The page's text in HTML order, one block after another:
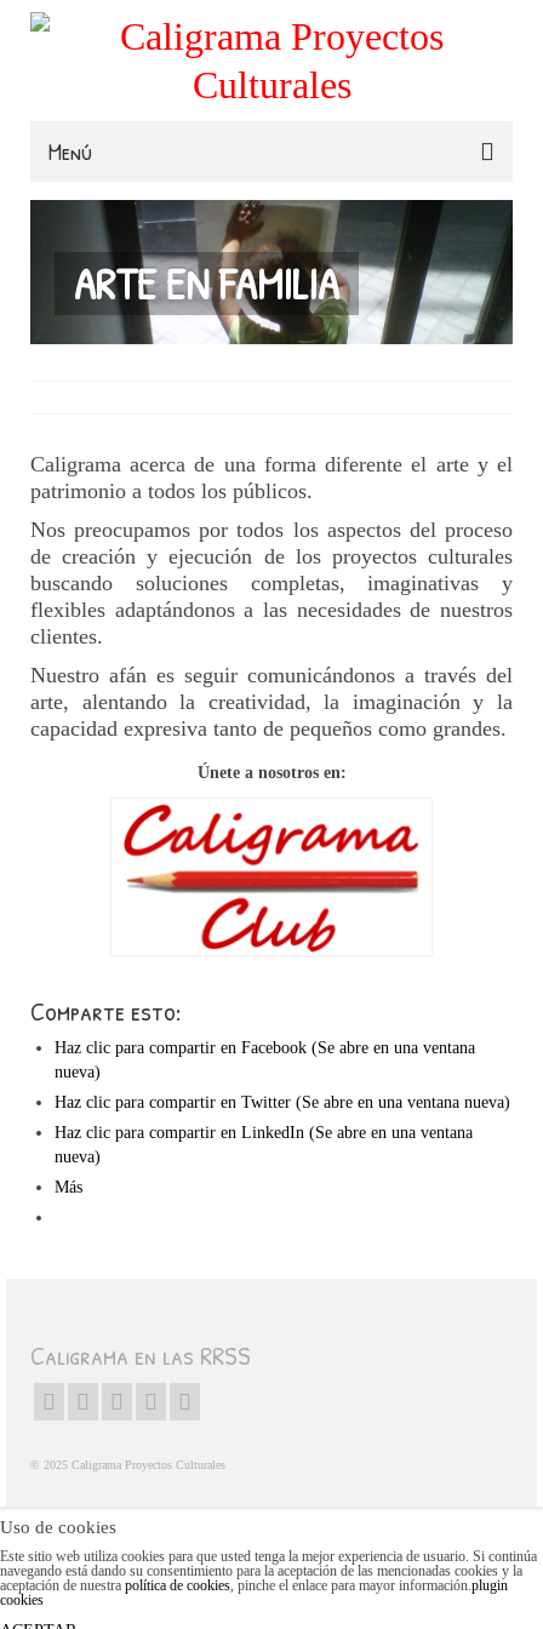
Menú
Familias
Colegios
Museos e Instituciones
ARTE EN FAMILIA
Caligrama acerca de una forma diferente el arte y el
patrimonio a todos los públicos.
Nos preocupamos por todos los aspectos del proceso
de creación y ejecución de los proyectos culturales
buscando soluciones completas, imaginativas y
flexibles adaptándonos a las necesidades de nuestros
clientes.
Nuestro afán es seguir comunicándonos a través del
arte, alentando la creatividad, la imaginación y la
capacidad expresiva tanto de pequeños como grandes.
Únete a nosotros en:
Comparte esto:
Haz clic para compartir en Facebook (Se abre en una ventana
nueva)
Haz clic para compartir en Twitter (Se abre en una ventana nueva)
Haz clic para compartir en LinkedIn (Se abre en una ventana
nueva)
Más
Caligrama en las RRSS
© 2025 Caligrama Proyectos Culturales
Uso de cookies
Este sitio web utiliza cookies para que usted tenga la mejor experiencia de usuario. Si continúa
navegando está dando su consentimiento para la aceptación de las mencionadas cookies y la
aceptación de nuestra política de cookies , pinche el enlace para mayor información. plugin
cookies